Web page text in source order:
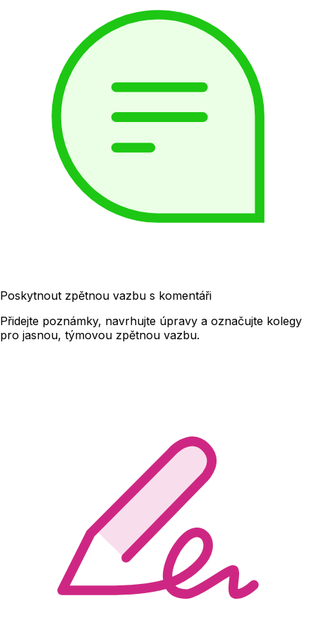
Poskytnout zpětnou vazbu s komentáři
Přidejte poznámky, navrhujte úpravy a označujte kolegy
pro jasnou, týmovou zpětnou vazbu.